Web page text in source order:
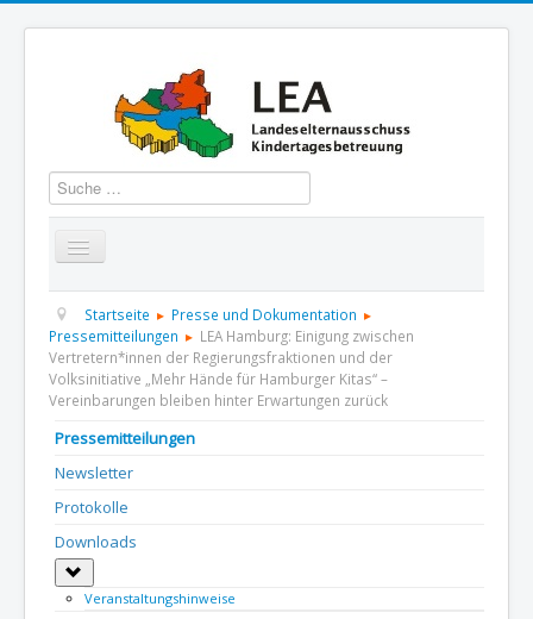
Suchen
Startseite Über uns Aktuelles Termine
Informationen GBS Presse und Dokumentation
Startseite
Presse und Dokumentation
Pressemitteilungen
LEA Hamburg: Einigung zwischen
Vertretern*innen der Regierungsfraktionen und der
Volksinitiative „Mehr Hände für Hamburger Kitas“ –
Vereinbarungen bleiben hinter Erwartungen zurück
Pressemitteilungen
Newsletter
Protokolle
Downloads
Veranstaltungshinweise